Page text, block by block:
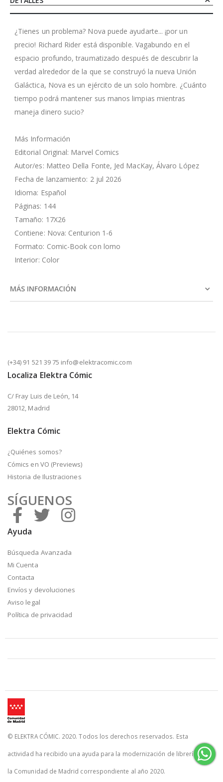
¿Tienes un problema? Nova puede ayudarte... ¡por un
precio! Richard Rider está disponible. Vagabundo en el
espacio profundo, traumatizado después de descubrir la
verdad alrededor de la que se construyó la nueva Unión
Galáctica, Nova es un ejército de un solo hombre. ¿Cuánto
tiempo podrá mantener sus manos limpias mientras
maneja dinero sucio?
Más Información
Editorial Original: Marvel Comics
Autor/es: Matteo Della Fonte, Jed MacKay, Álvaro López
Fecha de lanzamiento: 2 jul 2026
Idioma: Español
Páginas: 144
Tamaño: 17X26
Contiene: Nova: Centurion 1-6
Formato: Comic-Book con lomo
Interior: Color
MÁS INFORMACIÓN
(+34) 91 521 39 75 info@elektracomic.com
Localiza Elektra Cómic
C/ Fray Luis de León, 14
28012, Madrid
Elektra Cómic
¿Quiénes somos?
Cómics en VO (Previews)
Historia de Ilustraciones
SÍGUENOS
Ayuda
Búsqueda Avanzada
Mi Cuenta
Contacta
Envíos y devoluciones
Aviso legal
Política de privacidad
© ELEKTRA CÓMIC. 2020. Todos los derechos reservados. Esta
actividad ha recibido una ayuda para la modernización de librerías de
la Comunidad de Madrid correspondiente al año 2020.